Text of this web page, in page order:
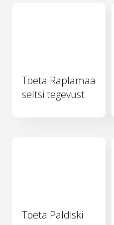
Toeta Raplamaa
seltsi tegevust
Toeta Paldiski